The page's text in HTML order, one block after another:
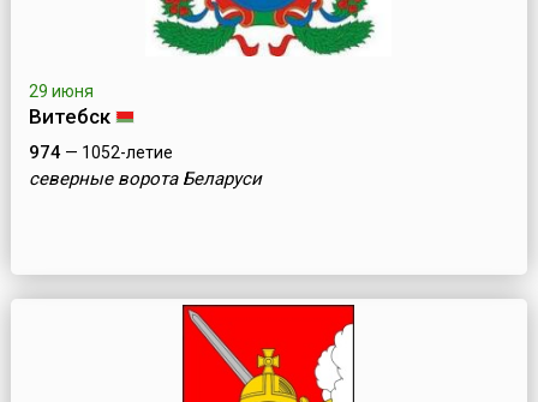
29 июня
Витебск
974— 1052-летие
северные ворота Беларуси